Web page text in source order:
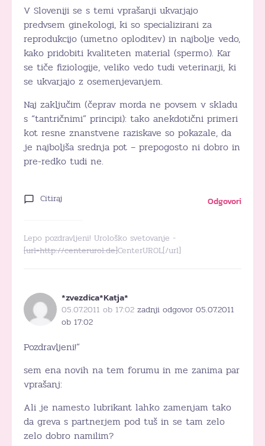
V Sloveniji se s temi vprašanji ukvarjajo
predvsem ginekologi, ki so specializirani za
reprodukcijo (umetno oploditev) in najbolje vedo,
kako pridobiti kvaliteten material (spermo). Kar
se tiče fiziologije, veliko vedo tudi veterinarji, ki
se ukvarjajo z osemenjevanjem.
Naj zaključim (čeprav morda ne povsem v skladu
s “tantričnimi” principi): tako anekdotični primeri
kot resne znanstvene raziskave so pokazale, da
je najboljša srednja pot – prepogosto ni dobro in
pre-redko tudi ne.
Citiraj Odgovori
Lepo pozdravljeni! Urološko svetovanje -
[url=http://centerurol.de]CenterUROL[/url]
*zvezdica*Katja*
05.07.2011 ob 17:02 zadnji odgovor 05.07.2011
ob 17:02
Pozdravljeni!”
sem ena novih na tem forumu in me zanima par
vprašanj:
Ali je namesto lubrikant lahko zamenjam tako
da greva s partnerjem pod tuš in se tam zelo
zelo dobro namilim?